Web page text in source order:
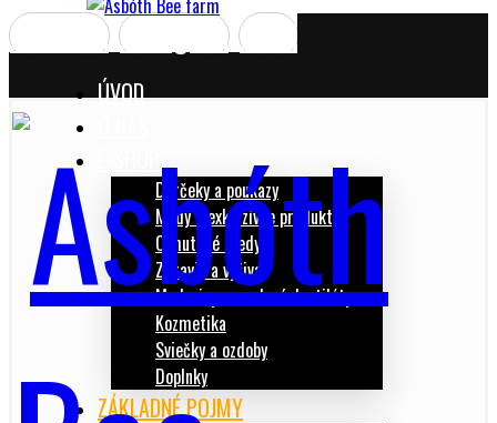
Facebook Instagram Email
ÚVOD
Darčeky a poukazy
Medy a exkluzívne produkty
Ochutené medy
Zdravie a výživa
Medoviny a medové destiláty
Kozmetika
Sviečky a ozdoby
Doplnky
ZÁKLADNÉ POJMY